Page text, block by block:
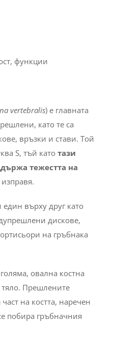
vertebralis) е главната
като те са
връзки и стави. Той
S, тъй като тази
тежестта на
върху друг като
дискове,
на гръбнака
овална костна
тяло. Прешлените
на костта, наречен
побира гръбначния